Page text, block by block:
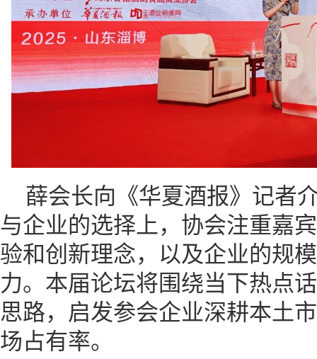
薛会长向《华夏酒报》记者
与企业的选择上，协会注重嘉
验和创新理念，以及企业的规
力。本届论坛将围绕当下热点
思路，启发参会企业深耕本土
场占有率。